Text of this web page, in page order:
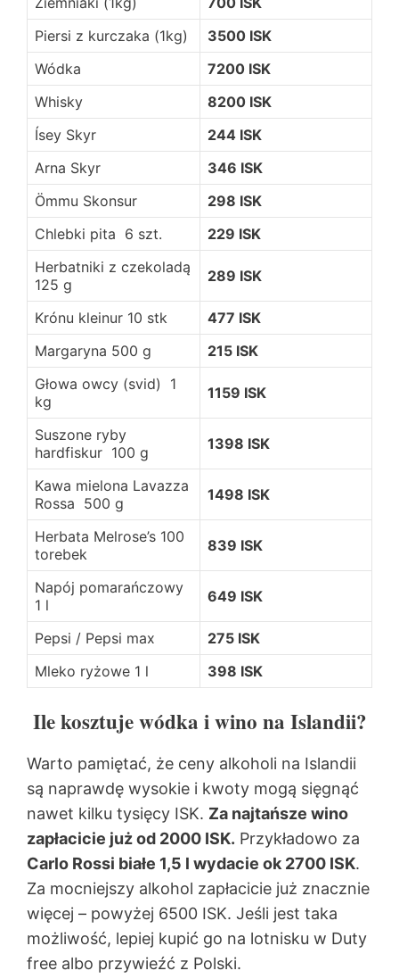
Piersi z kurczaka (1kg)
3500 ISK
Wódka
7200 ISK
Whisky
8200 ISK
Ísey Skyr
244 ISK
Arna Skyr
346 ISK
Ömmu Skonsur
298 ISK
Chlebki pita 6 szt.
229 ISK
Herbatniki z czekoladą
125 g
289 ISK
Krónu kleinur 10 stk
477 ISK
Margaryna 500 g
215 ISK
Głowa owcy (svid) 1
kg
1159 ISK
Suszone ryby
hardfiskur 100 g
1398 ISK
Kawa mielona Lavazza
Rossa 500 g
1498 ISK
Herbata Melrose’s 100
torebek
839 ISK
Napój pomarańczowy
1 l
649 ISK
Pepsi / Pepsi max
275 ISK
Mleko ryżowe 1 l
398 ISK
Ile kosztuje wódka i wino na Islandii?
Warto pamiętać, że ceny alkoholi na Islandii
są naprawdę wysokie i kwoty mogą sięgnąć
nawet kilku tysięcy ISK. Za najtańsze wino
zapłacicie już od 2000 ISK. Przykładowo za
Carlo Rossi białe 1,5 l wydacie ok 2700 ISK.
Za mocniejszy alkohol zapłacicie już znacznie
więcej – powyżej 6500 ISK. Jeśli jest taka
możliwość, lepiej kupić go na lotnisku w Duty
free albo przywieźć z Polski.